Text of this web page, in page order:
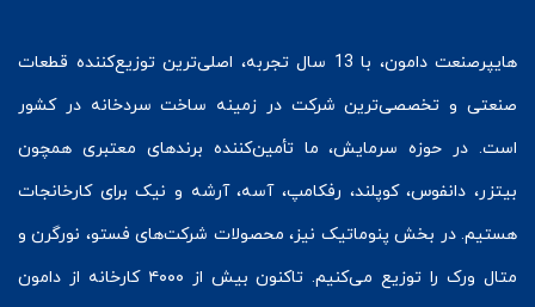
هایپرصنعت
دامون، با 13 سال تجربه، اصلی‌ترین توزیع‌کننده قطعات
صنعتی و تخصصی‌ترین شرکت در زمینه ساخت سردخانه در کشور
است. در حوزه سرمایش، ما تأمین‌کننده برندهای معتبری همچون
بیتزر، دانفوس،کوپلند، رفکامپ، آسه، آرشه و نیک برای کارخانجات
هستیم. در بخش پنوماتیک نیز، محصولات شرکت‌های فستو، نورگرن و
متال ورک
را توزیع می‌کنیم. تاکنون بیش از ۴۰۰۰ کارخانه از دامون